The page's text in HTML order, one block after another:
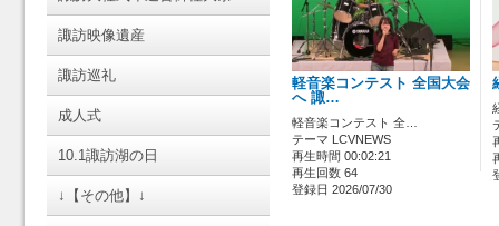
諏訪映像遺産
諏訪巡礼
成人式
10.1諏訪湖の日
↓【その他】↓
軽音楽コンテスト 全国大会
へ 諏…
軽音楽コンテスト 全…
テーマ LCVNEWS
再生時間 00:02:21
再生回数 64
登録日 2026/07/30